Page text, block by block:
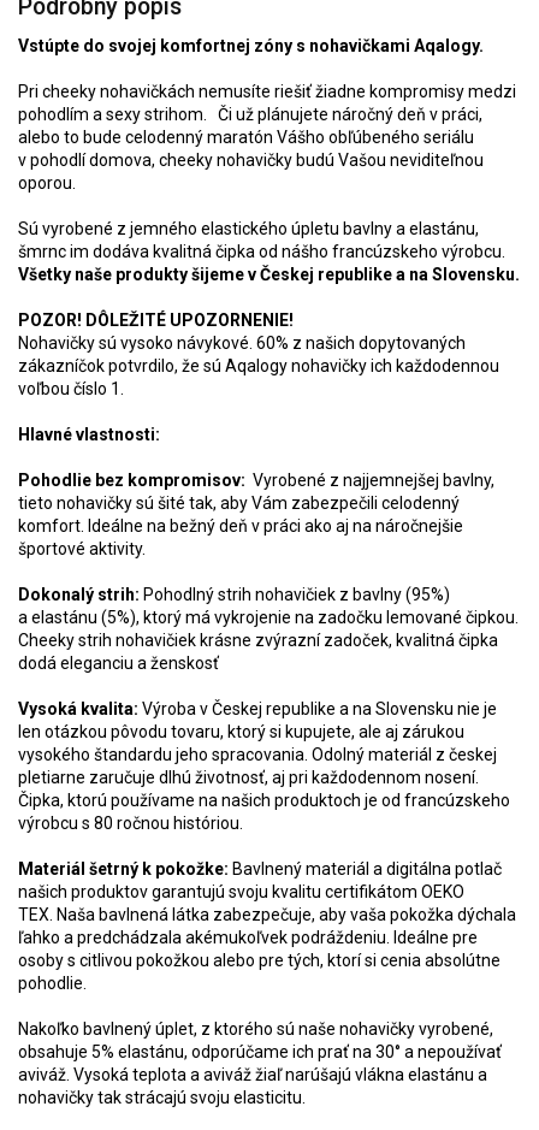
Podrobný popis
Vstúpte do svojej komfortnej zóny s nohavičkami Aqalogy.
Pri cheeky nohavičkách nemusíte riešiť žiadne kompromisy medzi
pohodlím a sexy strihom. Či už plánujete náročný deň v práci,
alebo to bude celodenný maratón Vášho obľúbeného seriálu
v pohodlí domova, cheeky nohavičky budú Vašou neviditeľnou
oporou.
Sú vyrobené z jemného elastického úpletu bavlny a elastánu,
šmrnc im dodáva kvalitná čipka od nášho francúzskeho výrobcu.
Všetky naše produkty šijeme v Českej republike a na Slovensku.
POZOR! DÔLEŽITÉ UPOZORNENIE!
Nohavičky sú vysoko návykové. 60% z našich dopytovaných
zákazníčok potvrdilo, že sú Aqalogy nohavičky ich každodennou
voľbou číslo 1.
Hlavné vlastnosti:
Pohodlie bez kompromisov: Vyrobené z najjemnejšej bavlny,
tieto nohavičky sú šité tak, aby Vám zabezpečili celodenný
komfort. Ideálne na bežný deň v práci ako aj na náročnejšie
športové aktivity.
Dokonalý strih: Pohodlný strih nohavičiek z bavlny (95%)
a elastánu (5%), ktorý má vykrojenie na zadočku lemované čipkou.
Cheeky strih nohavičiek krásne zvýrazní zadoček, kvalitná čipka
dodá eleganciu a ženskosť
Vysoká kvalita: Výroba v Českej republike a na Slovensku nie je
len otázkou pôvodu tovaru, ktorý si kupujete, ale aj zárukou
vysokého štandardu jeho spracovania. Odolný materiál z českej
pletiarne zaručuje dlhú životnosť, aj pri každodennom nosení.
Čipka, ktorú používame na našich produktoch je od francúzskeho
výrobcu s 80 ročnou históriou.
Materiál šetrný k pokožke: Bavlnený materiál a digitálna potlač
našich produktov garantujú svoju kvalitu certifikátom OEKO
TEX. Naša bavlnená látka zabezpečuje, aby vaša pokožka dýchala
ľahko a predchádzala akémukoľvek podráždeniu. Ideálne pre
osoby s citlivou pokožkou alebo pre tých, ktorí si cenia absolútne
pohodlie.
Nakoľko bavlnený úplet, z ktorého sú naše nohavičky vyrobené,
obsahuje 5% elastánu, odporúčame ich prať na 30° a nepoužívať
aviváž. Vysoká teplota a aviváž žiaľ narúšajú vlákna elastánu a
nohavičky tak strácajú svoju elasticitu.